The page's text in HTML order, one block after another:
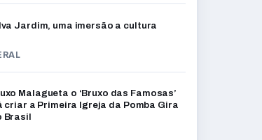
Jardim, uma imersão a cultura
Malagueta o ‘Bruxo das Famosas’
criar a Primeira Igreja da Pomba Gira
Brasil